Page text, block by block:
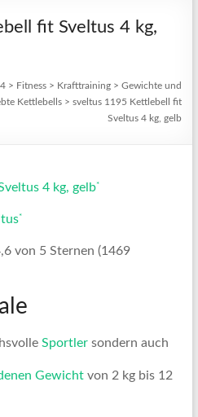
fit Sveltus 4 kg,
> Fitness > Krafttraining >Gewichte und
Kettlebells >sveltus 1195 Kettlebell fit
Sveltus 4 kg, gelb
4 kg, gelb*
*
von 5 Sternen (1469
Sportlersondern auch
Gewichtvon 2 kg bis 12